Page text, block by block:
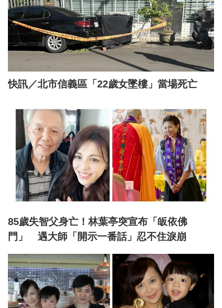
快訊／北市信義區「22歲女墜樓」當場死亡
85歲失智父身亡！林葉亭突宣布「皈依佛
門」 遇大師「開示一番話」忍不住淚崩